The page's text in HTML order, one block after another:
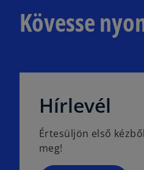
Kövesse
Hírlevél
Értesüljön első
meg!
e
s
n